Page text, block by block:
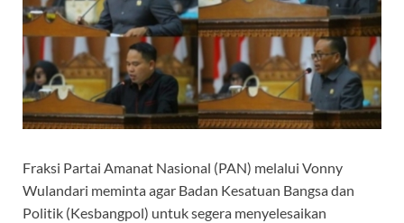
Fraksi Partai Amanat Nasional (PAN) melalui Vonny
Wulandari meminta agar Badan Kesatuan Bangsa dan
Politik (Kesbangpol) untuk segera menyelesaikan